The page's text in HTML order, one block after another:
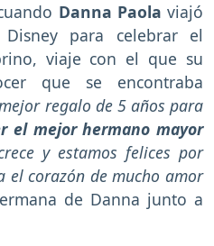
Danna Paola viajó
para celebrar el
viaje con el que su
que se encontraba
regalo de 5 años para
el mejor hermano mayor
y estamos felices por
el corazón de mucho amor
de Danna junto a